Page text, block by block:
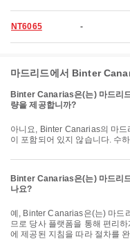
NT6065 -
마드리드에서 Binter
Binter Canarias은(는) 마드리
량을 제공합니까?
아니요, Binter Canarias의 마드리드 출발 국내 & 국제 항공편에는 무료 수하물
이 포함되어 있지 않습니다. 수
Binter Canarias은(는) 마드리
나요?
예, Binter Canarias은(는) 마드리드발 항공편에 대한 온라인 체크인을 제공하
므로 당사 플랫폼을 통해 편리
에 제공된 지침을 따라 절차를